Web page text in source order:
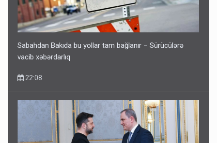
Sabahdan Bakıda bu yollar tam bağlanır – Sürücülərə
vacib xəbərdarlıq
22:08